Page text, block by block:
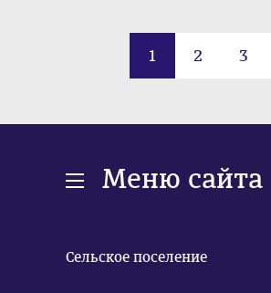
1 2 3
Меню сайта
Сельское поселение